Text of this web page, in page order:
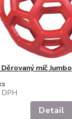
míč Jumbo
Detail